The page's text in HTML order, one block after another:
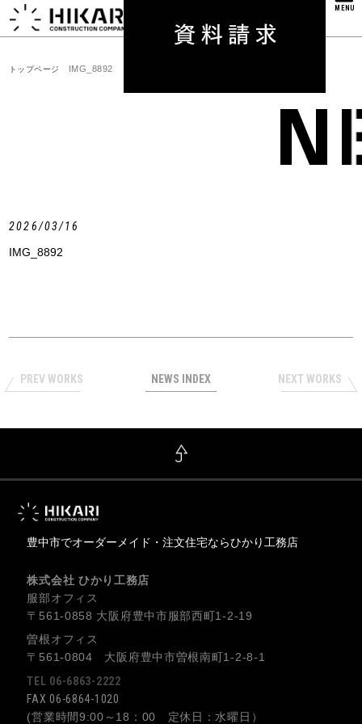
MENU
トップページ IMG_8892
2026/03/16
IMG_8892
PREV WORKS NEWS INDEX NEXT WORKS
豊中市でオーダーメイド・注文住宅ならひかり工務店
株式会社 ひかり工務店
服部オフィス
〒561-0858 大阪府豊中市服部西町1-2-19
曽根オフィス
〒561-0804 大阪府豊中市曽根南町1-2-8-1
TEL 06-6863-2222
FAX 06-6864-1020
(営業時間9:00～18：00 定休日：水曜日）